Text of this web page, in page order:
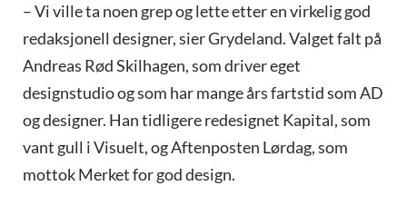
– Vi ville ta noen grep og lette etter en virkelig god
redaksjonell designer, sier Grydeland. Valget falt på
Andreas Rød Skilhagen, som driver eget
designstudio og som har mange års fartstid som AD
og designer. Han tidligere redesignet Kapital, som
vant gull i Visuelt, og Aftenposten Lørdag, som
mottok Merket for god design.